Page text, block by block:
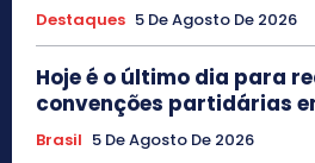
Destaques 5 De Agosto De 2026
Hoje é o último dia para
convenções partidárias
Brasil 5 De Agosto De 2026